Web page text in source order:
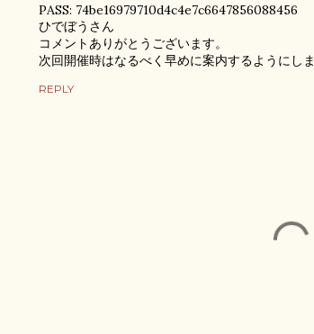
PASS: 74be16979710d4c4e7c6647856088456
ひでぼうさん
コメントありがとうございます。
次回開催時はなるべく早めに案内するようにしま
REPLY